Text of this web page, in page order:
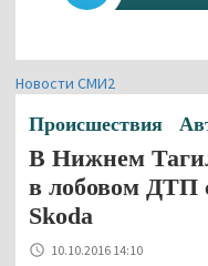
Новости СМИ2
Происшествия
В Нижнем
в лобовом ДТП
Skoda
10.10.2016 14:10